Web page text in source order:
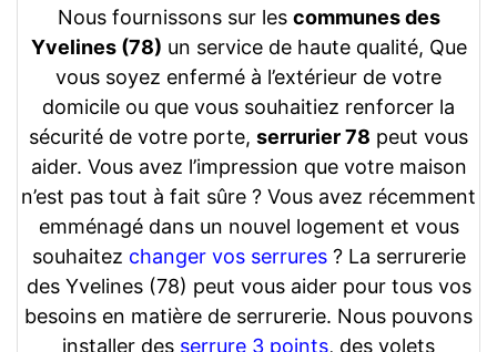
Nous fournissons sur les communes des
Yvelines (78) un service de haute qualité, Que
vous soyez enfermé à l’extérieur de votre
domicile ou que vous souhaitiez renforcer la
sécurité de votre porte, serrurier 78 peut vous
aider. Vous avez l’impression que votre maison
n’est pas tout à fait sûre ? Vous avez récemment
emménagé dans un nouvel logement et vous
souhaitez changer vos serrures? La serrurerie
des Yvelines (78) peut vous aider pour tous vos
besoins en matière de serrurerie. Nous pouvons
installer des serrure 3 points, des volets